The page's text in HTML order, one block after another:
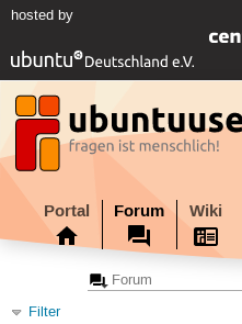
hosted by
Portal Forum Wiki
Filter